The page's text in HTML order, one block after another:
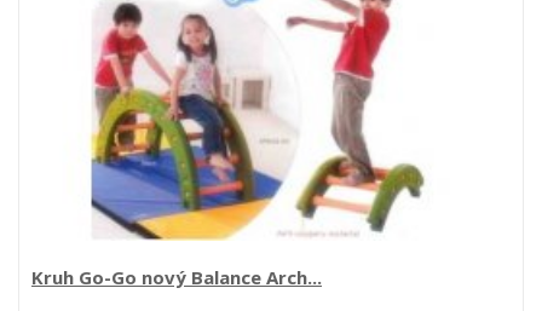
Kruh Go-Go nový Balance Arch...